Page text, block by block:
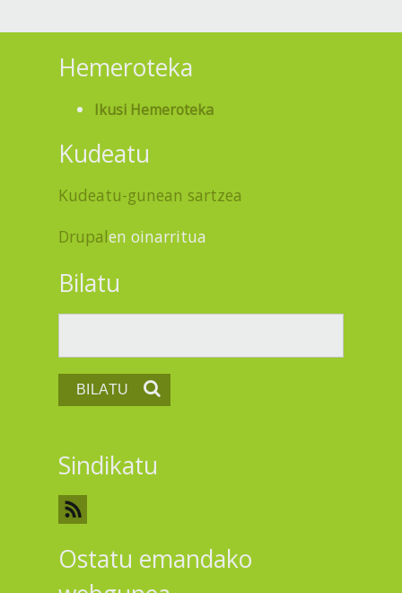
Hemeroteka
Ikusi Hemeroteka
Kudeatu
Kudeatu-gunean sartzea
Drupalen oinarritua
Bilatu
Sindikatu
Ostatu emandako